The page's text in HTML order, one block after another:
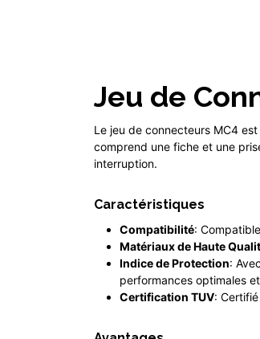
Jeu de
Le jeu de connecteurs MC4
comprend une fiche et une
interruption.
Caractéristiques
Compatibilité:
Matériaux de Haute
Indice de Protection:
performances optimales
Certification TUV: